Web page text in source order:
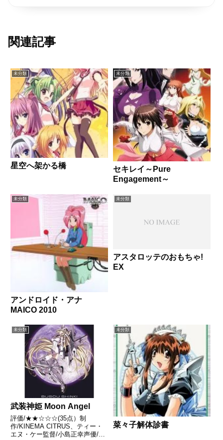
関連記事
未分類
星空へ架かる橋
未分類
セキレイ～Pure
Engagement～
未分類
アンドロイド・アナ
MAICO 2010
未分類
アスタロッテのおもちゃ!
EX
未分類
武装神姫 Moon Angel
評価/★★☆☆☆(35点）制
作/KINEMA CITRUS、ティー・
エヌ・ケー監督/小島正幸声優/井
未分類
菜々子解体診書